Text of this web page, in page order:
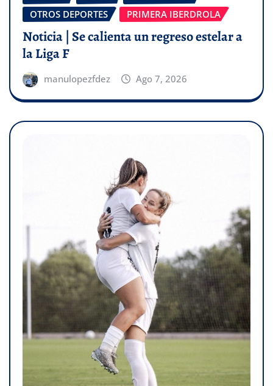
OTROS DEPORTES
PRIMERA IBERDROLA
Noticia | Se calienta un regreso estelar a
la Liga F
manulopezfdez Ago 7, 2026